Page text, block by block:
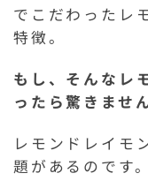
でこだわったレ
特徴。
もし、そんなレ
ったら驚きませ
レモンドレイモ
題があるのです。